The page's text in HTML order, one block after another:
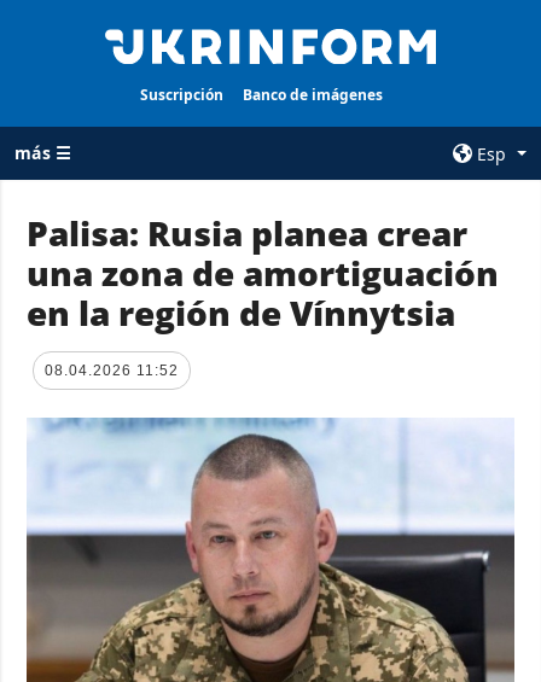
Suscripción Banco de imágenes
más ☰
Esp
TODAS LAS
CATEGORÍAS
Guerra
Reconstrucción
Política
Economía
Defensa
Sociedad y
Deportes
Crimen
AGENCIA
sobre la agencia
privacidad y
protección de
datos personales
Palisa: Rusia planea crear
una zona de amortiguación
en la región de Vínnytsia
08.04.2026 11:52